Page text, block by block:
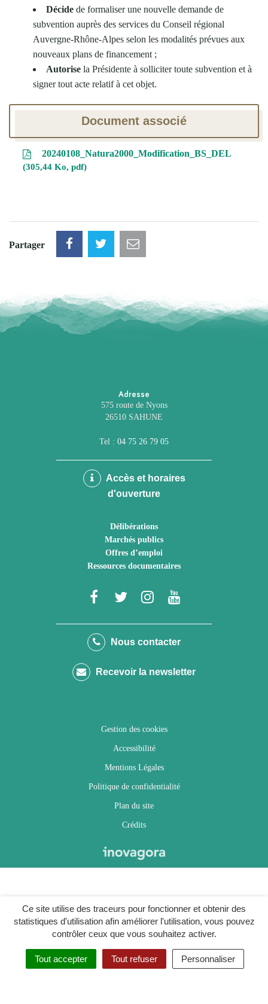
Ce site utilise des traceurs pour fonctionner et obtenir des
statistiques d'utilisation afin améliorer l'utilisation, vous pouvez
contrôler ceux que vous souhaitez activer.
Tout accepter Tout refuser Personnaliser
Décide de formaliser une nouvelle demande de
subvention auprès des services du Conseil régional
Auvergne-Rhône-Alpes selon les modalités prévues aux
nouveaux plans de financement ;
Autorise la Présidente à solliciter toute subvention et à
signer tout acte relatif à cet objet.
Document associé
20240108_Natura2000_Modification_BS_DEL
305,44 Ko, pdf
Partager
Adresse
575 route de Nyons
26510 SAHUNE
Tel : 04 75 26 79 05
Accès et horaires
d'ouverture
Délibérations
Marchés publics
Offres d’emploi
Ressources documentaires
Lien
le
Facebook
Lien
le
Twitter
Lien
le
Instagram
Youtube
Nous contacter
Recevoir la newsletter
Gestion des cookies
Accessibilité
Mentions Légales
Politique de confidentialité
Plan du site
Crédits